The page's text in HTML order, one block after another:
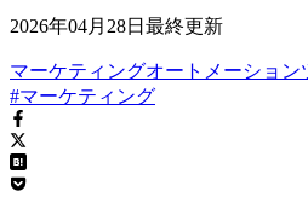
2026年04月28日 最終更新
マーケティングオートメーション
#マーケティング